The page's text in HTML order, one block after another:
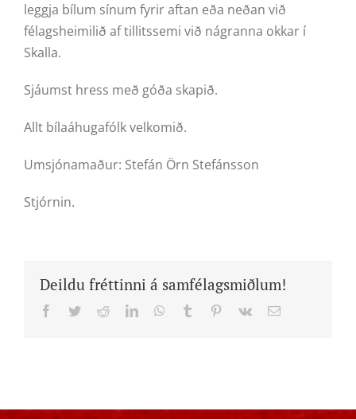
leggja bílum sínum fyrir aftan eða neðan við
félagsheimilið af tillitssemi við nágranna okkar í
Skalla.
Sjáumst hress með góða skapið.
Allt bílaáhugafólk velkomið.
Umsjónamaður: Stefán Örn Stefánsson
Stjórnin.
Deildu fréttinni á samfélagsmiðlum!
Facebook
TwitterRedditLinkedInWhatsApp
Tumblr Pinterest
Vk Email